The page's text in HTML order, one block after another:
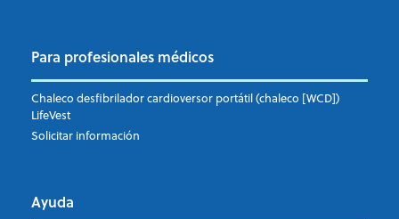
Para profesionales médicos
Chaleco desfibrilador cardioversor portátil (chaleco [WCD])
LifeVest
Solicitar información
Ayuda